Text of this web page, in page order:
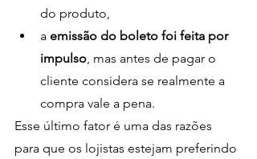
do produto,
a emissão do boleto foi feita por
impulso, mas antes de pagar o
cliente considera se realmente a
compra vale a pena.
Esse último fator é uma das razões
para que os lojistas estejam preferindo